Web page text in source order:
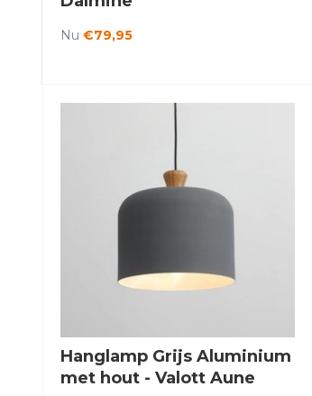
Nu €79,95
Hanglamp Grijs Aluminium
met hout - Valott Aune